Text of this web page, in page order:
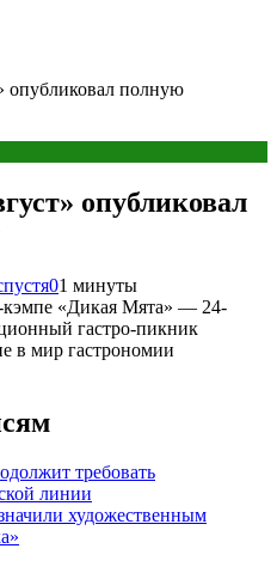
опубликовал полную
опубликовал
01 минуты
«Дикая Мята» — 24-
гастро-пикник
в мир гастрономии
требовать
линии
художественным